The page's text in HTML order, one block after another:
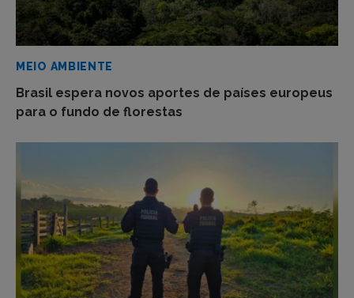
MEIO AMBIENTE
Brasil espera novos aportes de países europeus
para o fundo de florestas